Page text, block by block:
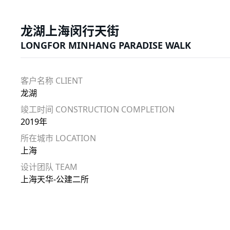
龙湖上海闵行天街
LONGFOR MINHANG PARADISE WALK
客户名称 CLIENT
龙湖
竣工时间 CONSTRUCTION COMPLETION
2019年
所在城市 LOCATION
上海
设计团队 TEAM
上海天华-公建二所